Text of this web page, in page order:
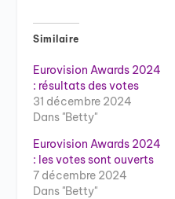
Similaire
Eurovision Awards 2024
: résultats des votes
31 décembre 2024
Dans "Betty"
Eurovision Awards 2024
: les votes sont ouverts
7 décembre 2024
Dans "Betty"